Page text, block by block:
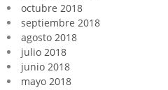
octubre 2018
septiembre 2018
agosto 2018
julio 2018
junio 2018
mayo 2018